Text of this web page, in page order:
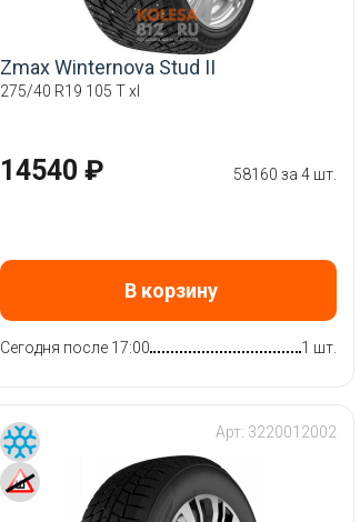
Zmax Winternova Stud II
275/40 R19 105 T xl
14540 ₽ 58160 за 4 шт.
В корзину
Сегодня после 17:00 1 шт.
Арт: 3220012002